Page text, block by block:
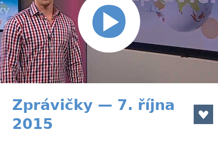
Zprávičky — 7. října
2015